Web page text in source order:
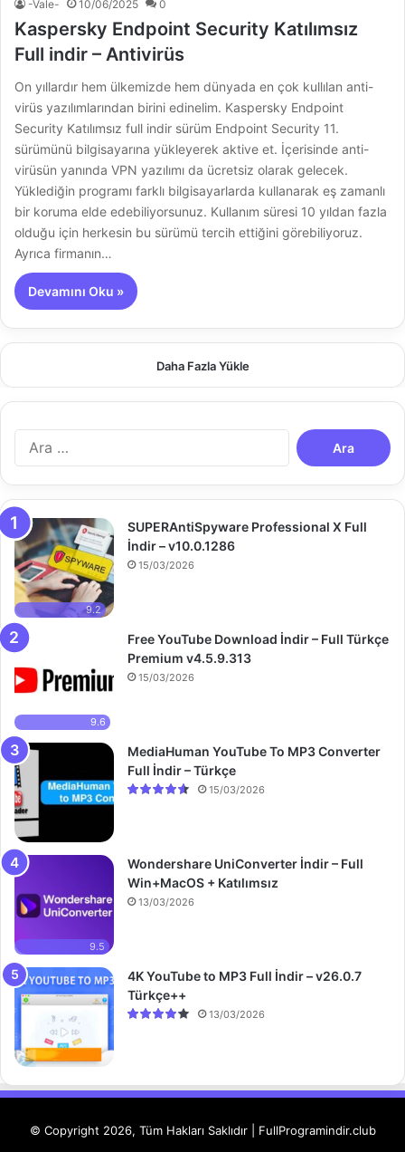
-Vale- 10/06/2025 0
Kaspersky Endpoint Security Katılımsız
Full indir – Antivirüs
On yıllardır hem ülkemizde hem dünyada en çok kullılan anti-
virüs yazılımlarından birini edinelim. Kaspersky Endpoint
Security Katılımsız full indir sürüm Endpoint Security 11.
sürümünü bilgisayarına yükleyerek aktive et. İçerisinde anti-
virüsün yanında VPN yazılımı da ücretsiz olarak gelecek.
Yüklediğin programı farklı bilgisayarlarda kullanarak eş zamanlı
bir koruma elde edebiliyorsunuz. Kullanım süresi 10 yıldan fazla
olduğu için herkesin bu sürümü tercih ettiğini görebiliyoruz.
Ayrıca firmanın…
Devamını Oku »
Daha Fazla Yükle
:
9.2
SUPERAntiSpyware Professional X Full
İndir – v10.0.1286
15/03/2026
9.6
Free YouTube Download İndir – Full Türkçe
Premium v4.5.9.313
15/03/2026
MediaHuman YouTube To MP3 Converter
Full İndir – Türkçe
15/03/2026
9.5
Wondershare UniConverter İndir – Full
Win+MacOS + Katılımsız
13/03/2026
4K YouTube to MP3 Full İndir – v26.0.7
Türkçe++
13/03/2026
© Copyright 2026, Tüm Hakları Saklıdır | FullProgramindir.club